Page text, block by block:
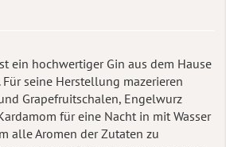
ein hochwertiger Gin aus dem Hause
seine Herstellung mazerieren
Grapefruitschalen, Engelwurz
für eine Nacht in mit Wasser
alle Aromen der Zutaten zu